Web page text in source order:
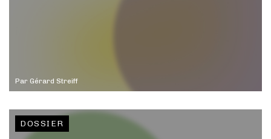
Par Gérard Streiff
DOSSIER